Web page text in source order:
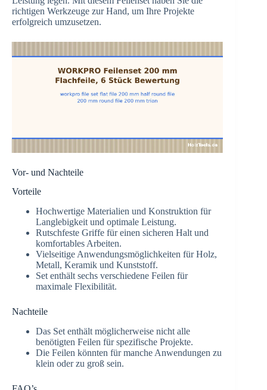
richtigen Werkzeuge zur Hand, um Ihre Projekte
erfolgreich umzusetzen.
Vor- und Nachteile
Vorteile
Hochwertige Materialien und Konstruktion für
Langlebigkeit und optimale Leistung.
Rutschfeste Griffe für einen sicheren Halt und
komfortables Arbeiten.
Vielseitige Anwendungsmöglichkeiten für Holz,
Metall, Keramik und Kunststoff.
Set enthält sechs verschiedene Feilen für
maximale Flexibilität.
Nachteile
Das Set enthält möglicherweise nicht alle
benötigten Feilen für spezifische Projekte.
Die Feilen könnten für manche Anwendungen zu
klein oder zu groß sein.